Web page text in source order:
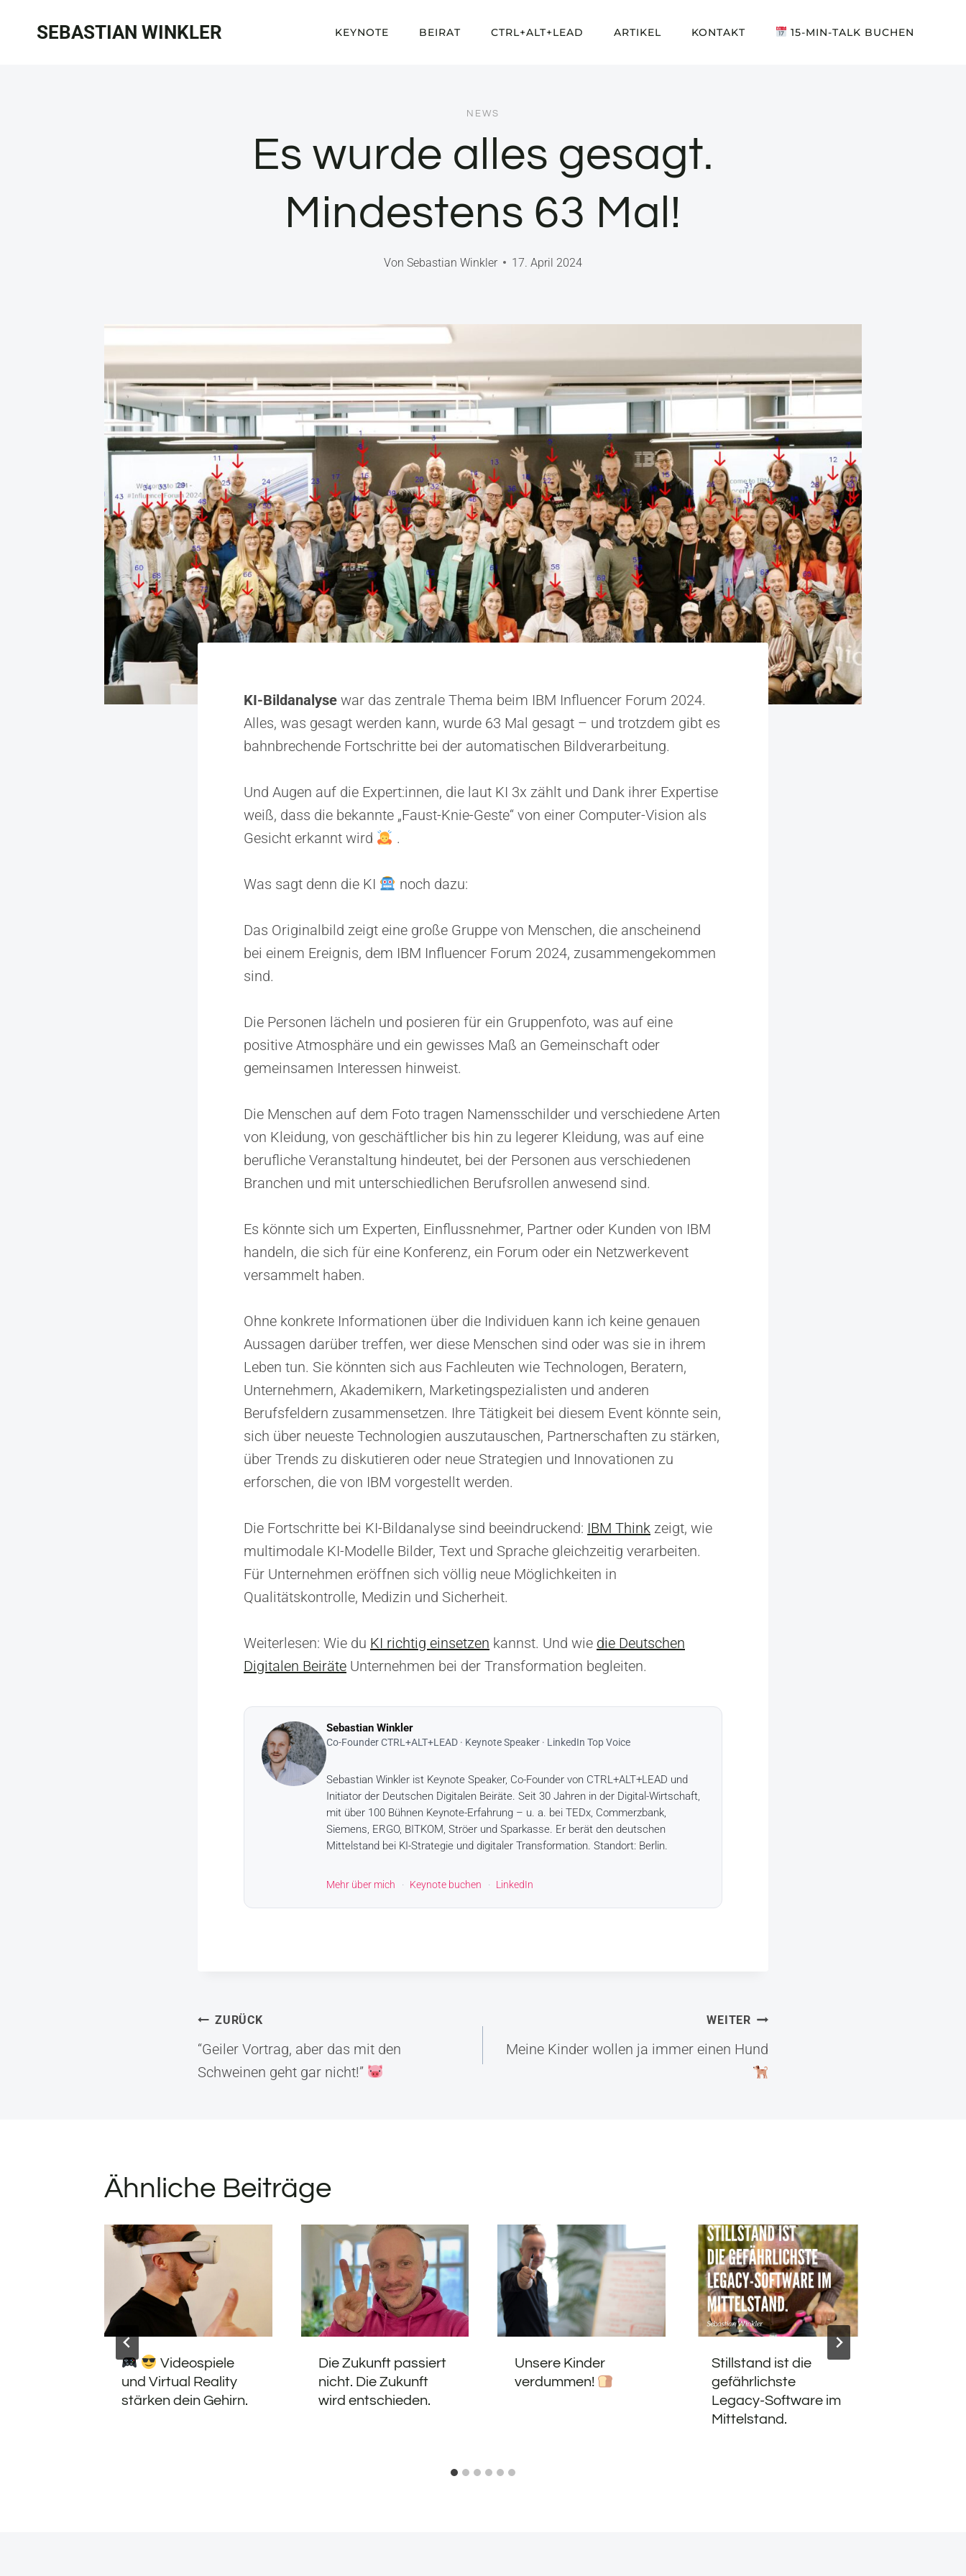
SEBASTIAN WINKLER KEYNOTE BEIRAT CTRL+ALT+LEAD ARTIKEL KONTAKT 15-MIN-TALK BUCHEN
NEWS
Es wurde alles gesagt.
Mindestens 63 Mal!
Von Sebastian Winkler 17. April 2024
KI-Bildanalyse war das zentrale Thema beim IBM Influencer Forum 2024.
Alles, was gesagt werden kann, wurde 63 Mal gesagt – und trotzdem gibt es
bahnbrechende Fortschritte bei der automatischen Bildverarbeitung.
Und Augen auf die Expert:innen, die laut KI 3x zählt und Dank ihrer Expertise
weiß, dass die bekannte „Faust-Knie-Geste“ von einer Computer-Vision als
Gesicht erkannt wird
.
Was sagt denn die KI noch dazu:
Das Originalbild zeigt eine große Gruppe von Menschen, die anscheinend
bei einem Ereignis, dem IBM Influencer Forum 2024, zusammengekommen
sind.
Die Personen lächeln und posieren für ein Gruppenfoto, was auf eine
positive Atmosphäre und ein gewisses Maß an Gemeinschaft oder
gemeinsamen Interessen hinweist.
Die Menschen auf dem Foto tragen Namensschilder und verschiedene Arten
von Kleidung, von geschäftlicher bis hin zu legerer Kleidung, was auf eine
berufliche Veranstaltung hindeutet, bei der Personen aus verschiedenen
Branchen und mit unterschiedlichen Berufsrollen anwesend sind.
Es könnte sich um Experten, Einflussnehmer, Partner oder Kunden von IBM
handeln, die sich für eine Konferenz, ein Forum oder ein Netzwerkevent
versammelt haben.
Ohne konkrete Informationen über die Individuen kann ich keine genauen
Aussagen darüber treffen, wer diese Menschen sind oder was sie in ihrem
Leben tun. Sie könnten sich aus Fachleuten wie Technologen, Beratern,
Unternehmern, Akademikern, Marketingspezialisten und anderen
Berufsfeldern zusammensetzen. Ihre Tätigkeit bei diesem Event könnte sein,
sich über neueste Technologien auszutauschen, Partnerschaften zu stärken,
über Trends zu diskutieren oder neue Strategien und Innovationen zu
erforschen, die von IBM vorgestellt werden.
Die Fortschritte bei KI-Bildanalyse sind beeindruckend: IBM Think zeigt, wie
multimodale KI-Modelle Bilder, Text und Sprache gleichzeitig verarbeiten.
Für Unternehmen eröffnen sich völlig neue Möglichkeiten in
Qualitätskontrolle, Medizin und Sicherheit.
Weiterlesen: Wie du KI richtig einsetzen kannst. Und wie die Deutschen
Digitalen Beiräte Unternehmen bei der Transformation begleiten.
Sebastian Winkler
Co-Founder CTRL+ALT+LEAD · Keynote Speaker · LinkedIn Top Voice
Sebastian Winkler ist Keynote Speaker, Co-Founder von CTRL+ALT+LEAD und
Initiator der Deutschen Digitalen Beiräte. Seit 30 Jahren in der Digital-Wirtschaft,
mit über 100 Bühnen Keynote-Erfahrung – u. a. bei TEDx, Commerzbank,
Siemens, ERGO, BITKOM, Ströer und Sparkasse. Er berät den deutschen
Mittelstand bei KI-Strategie und digitaler Transformation. Standort: Berlin.
Mehr über mich · Keynote buchen · LinkedIn
Beitragsnavigation
ZURÜCK
“Geiler Vortrag, aber das mit den
Schweinen geht gar nicht!”
WEITER
Meine Kinder wollen ja immer einen Hund
Ähnliche Beiträge
Videospiele
und Virtual Reality
stärken dein Gehirn.
Die Zukunft passiert
nicht. Die Zukunft
wird entschieden.
Unsere Kinder
verdummen!
Stillstand ist die
gefährlichste
Legacy-Software im
Mittelstand.